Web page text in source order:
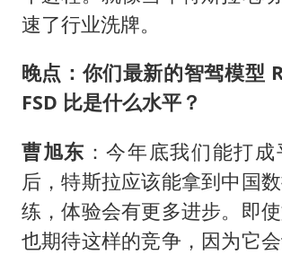
速了行业洗牌。
晚点：你们最新的智驾模型
FSD 比是什么水平？
曹旭东 ：今年底我们能打
后，特斯拉应该能拿到中国
练，体验会有更多进步。即
也期待这样的竞争，因为它